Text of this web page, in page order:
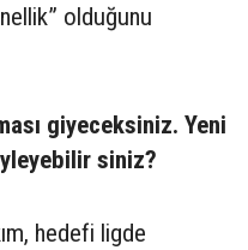
olduğunu
giyeceksiniz. Yeni
siniz?
hedefi ligde